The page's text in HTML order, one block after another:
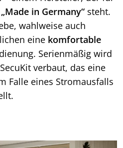
„Made in Germany“ steht.
wahlweise auch
eine komfortable
Serienmäßig wird
verbaut, das eine
Falle eines Stromausfalls